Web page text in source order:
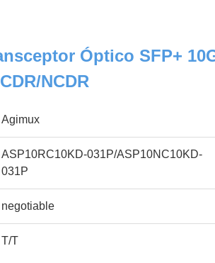
Óptico SFP+
NCDR
Agimux
ASP10RC10KD-031P/ASP10NC10KD-
031P
negotiable
T/T